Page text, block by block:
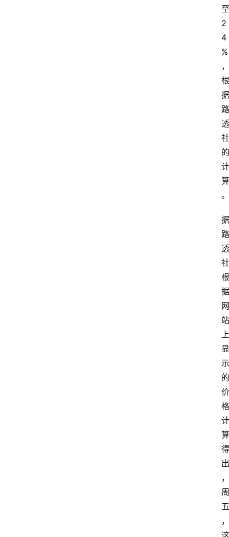
至
2
4
%
，
根
据
路
透
社
的
计
算
。
据
路
透
社
根
据
网
站
上
显
示
的
价
格
计
算
得
出
，
周
五
，
这